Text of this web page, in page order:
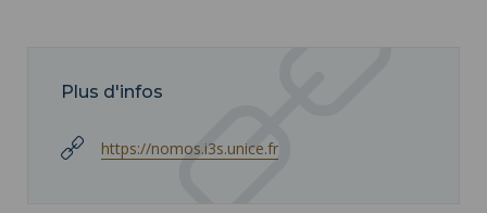
Plus d'infos
https://nomos.i3s.unice.fr